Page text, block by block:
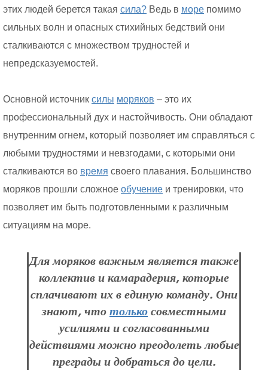
этих людей берется такая сила? Ведь в море помимо
сильных волн и опасных стихийных бедствий они
сталкиваются с множеством трудностей и
непредсказуемостей.
Основной источник силы моряков – это их
профессиональный дух и настойчивость. Они обладают
внутренним огнем, который позволяет им справляться с
любыми трудностями и невзгодами, с которыми они
сталкиваются во время своего плавания. Большинство
моряков прошли сложное обучение и тренировки, что
позволяет им быть подготовленными к различным
ситуациям на море.
Для моряков важным является также
коллектив и камарадерия, которые
сплачивают их в единую команду. Они
знают, чтотолькосовместными
усилиями и согласованными
действиями можно преодолеть любые
преграды и добраться до цели.